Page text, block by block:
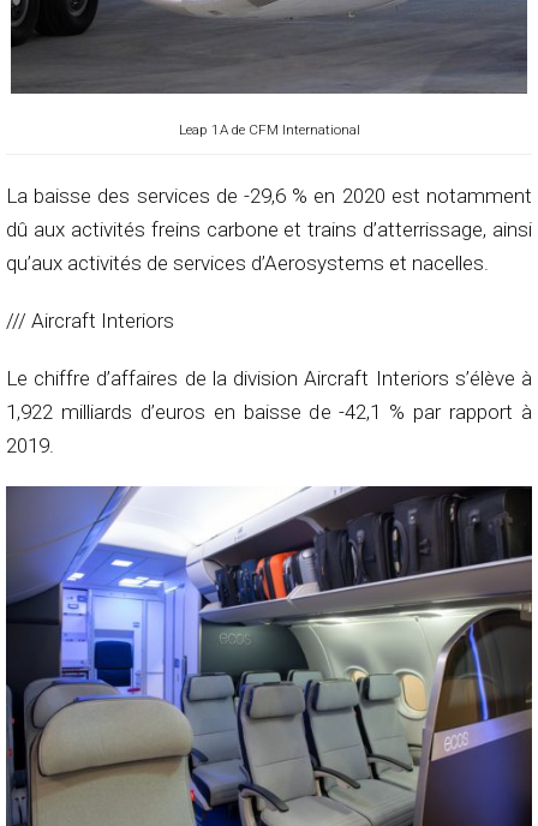
Leap 1A de CFM International
La baisse des services de -29,6 % en 2020 est notamment
dû aux activités freins carbone et trains d’atterrissage, ainsi
qu’aux activités de services d’Aerosystems et nacelles.
/// Aircraft Interiors
Le chiffre d’affaires de la division Aircraft Interiors s’élève à
1,922 milliards d’euros en baisse de -42,1 % par rapport à
2019.